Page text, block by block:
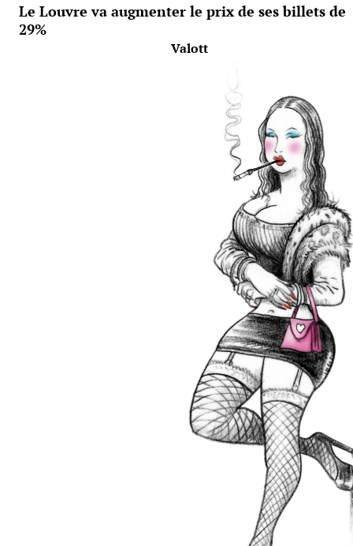
Le Louvre va augmenter le prix de ses billets de
29%
Valott